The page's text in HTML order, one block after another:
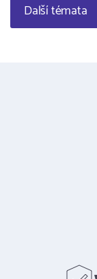
Další témata